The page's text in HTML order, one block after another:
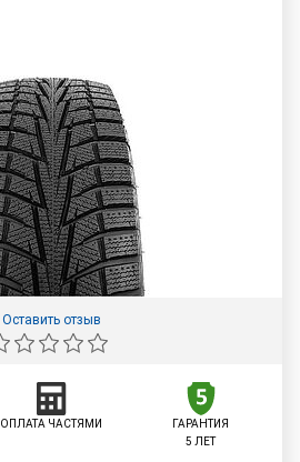
Оставить отзыв
ОПЛАТА ЧАСТЯМИ
ГАРАНТИЯ
5 ЛЕТ